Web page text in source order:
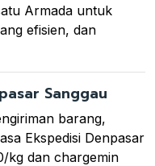
Armada untuk
efisien, dan
Sanggau
barang,
Ekspedisi Denpasar
kg dan chargemin